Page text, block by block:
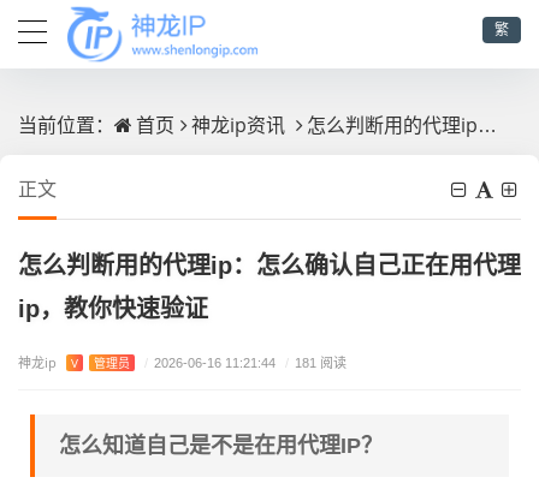
繁
当前位置： 首页 神龙ip资讯 怎么判断用的代理ip：怎么确认自己正在用代理ip，教你快速验证
正文
怎么判断用的代理ip：怎么确认自己正在用代理
ip，教你快速验证
神龙ip V 管理员 / 2026-06-16 11:21:44 / 181 阅读
怎么知道自己是不是在用代理IP？